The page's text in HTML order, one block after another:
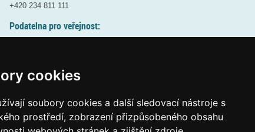
cookies
soubory cookies a další sledovací nástroje s
prostředí, zobrazení přizpůsobeného obsahu
+420 234 811 111
Podatelna pro veřejnost:
(více informací
Elektronická podatelna: